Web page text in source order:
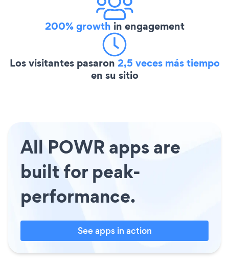
200% growth in engagement
Los visitantes pasaron 2,5 veces más tiempo
en su sitio
All POWR apps are
built for peak-
performance.
See apps in action